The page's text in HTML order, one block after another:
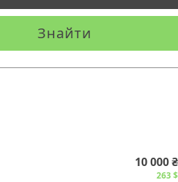
Знайти
10 000 ₴
263 $